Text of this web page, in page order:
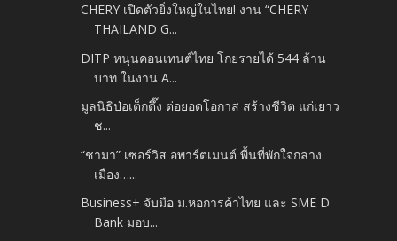
CHERY เปิดตัวยิ่งใหญ่ในไทย!​ งาน “CHERY
THAILAND G...
DITP หนุนคอนเทนต์ไทย โกยรายได้ 544 ล้าน
บาท ในงาน A...
มูลนิธิป่อเต็กตึ๊ง ต่อยอดโอกาส สร้างชีวิต แก่เยาว
ช...
“ชามา” เซอร์วิส อพาร์ตเมนต์ พื้นที่พักใจกลาง
เมือง…...
Business+ จับมือ ม.หอการค้าไทย และ SME D
Bank​ มอบ...